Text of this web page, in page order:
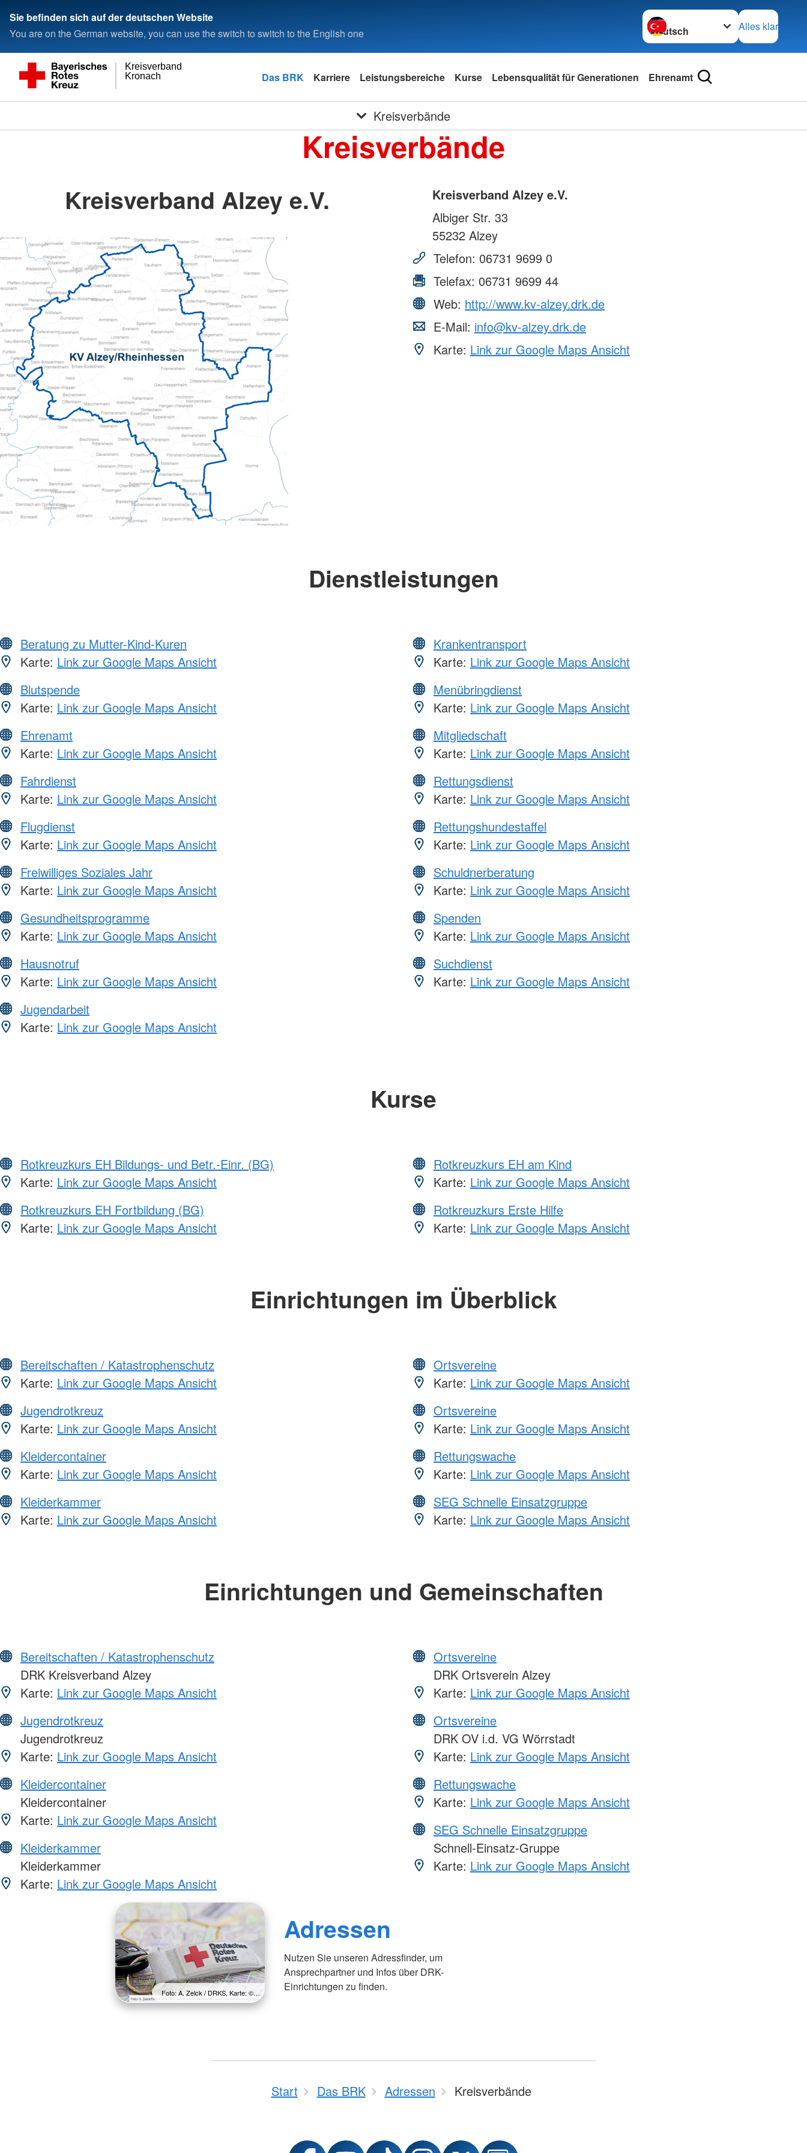
Sie befinden sich auf der deutschen Website
You are on the German website, you can use the switch to switch to the English one
Sprache wechseln zu
Alles klar
Kronach
Kreisverband
Das BRK Karriere Leistungsbereiche Kurse Lebensqualität für Generationen Ehrenamt
Kreisverbände
Kreisverbände
Kreisverband Alzey e.V.
Kreisverband Alzey e.V.
Albiger Str. 33
55232 Alzey
Telefon: 06731 9699 0
Telefax: 06731 9699 44
Web: http://www.kv-alzey.drk.de
E-Mail: info@kv-alzey.drk.de
Karte: Link zur Google Maps Ansicht
Dienstleistungen
Beratung zu Mutter-Kind-Kuren
Karte: Link zur Google Maps Ansicht
Blutspende
Karte: Link zur Google Maps Ansicht
Ehrenamt
Karte: Link zur Google Maps Ansicht
Fahrdienst
Karte: Link zur Google Maps Ansicht
Flugdienst
Karte: Link zur Google Maps Ansicht
Freiwilliges Soziales Jahr
Karte: Link zur Google Maps Ansicht
Gesundheitsprogramme
Karte: Link zur Google Maps Ansicht
Hausnotruf
Karte: Link zur Google Maps Ansicht
Jugendarbeit
Karte: Link zur Google Maps Ansicht
Krankentransport
Karte: Link zur Google Maps Ansicht
Menübringdienst
Karte: Link zur Google Maps Ansicht
Mitgliedschaft
Karte: Link zur Google Maps Ansicht
Rettungsdienst
Karte: Link zur Google Maps Ansicht
Rettungshundestaffel
Karte: Link zur Google Maps Ansicht
Schuldnerberatung
Karte: Link zur Google Maps Ansicht
Spenden
Karte: Link zur Google Maps Ansicht
Suchdienst
Karte: Link zur Google Maps Ansicht
Kurse
Rotkreuzkurs EH Bildungs- und Betr.-Einr. (BG)
Karte: Link zur Google Maps Ansicht
Rotkreuzkurs EH Fortbildung (BG)
Karte: Link zur Google Maps Ansicht
Rotkreuzkurs EH am Kind
Karte: Link zur Google Maps Ansicht
Rotkreuzkurs Erste Hilfe
Karte: Link zur Google Maps Ansicht
Einrichtungen im Überblick
Bereitschaften / Katastrophenschutz
Karte: Link zur Google Maps Ansicht
Jugendrotkreuz
Karte: Link zur Google Maps Ansicht
Kleidercontainer
Karte: Link zur Google Maps Ansicht
Kleiderkammer
Karte: Link zur Google Maps Ansicht
Ortsvereine
Karte: Link zur Google Maps Ansicht
Ortsvereine
Karte: Link zur Google Maps Ansicht
Rettungswache
Karte: Link zur Google Maps Ansicht
SEG Schnelle Einsatzgruppe
Karte: Link zur Google Maps Ansicht
Einrichtungen und Gemeinschaften
Bereitschaften / Katastrophenschutz
DRK Kreisverband Alzey
Karte: Link zur Google Maps Ansicht
Jugendrotkreuz
Jugendrotkreuz
Karte: Link zur Google Maps Ansicht
Kleidercontainer
Kleidercontainer
Karte: Link zur Google Maps Ansicht
Kleiderkammer
Kleiderkammer
Karte: Link zur Google Maps Ansicht
Ortsvereine
DRK Ortsverein Alzey
Karte: Link zur Google Maps Ansicht
Ortsvereine
DRK OV i.d. VG Wörrstadt
Karte: Link zur Google Maps Ansicht
Rettungswache
Karte: Link zur Google Maps Ansicht
SEG Schnelle Einsatzgruppe
Schnell-Einsatz-Gruppe
Karte: Link zur Google Maps Ansicht
Foto: A. Zelck / DRKS, Karte: ©…
Adressen
Nutzen Sie unseren Adressfinder, um
Ansprechpartner und Infos über DRK-
Einrichtungen zu finden.
Start Das BRK Adressen Kreisverbände